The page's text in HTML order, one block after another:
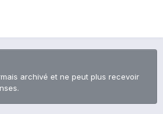
archivé et ne peut plus recevoir